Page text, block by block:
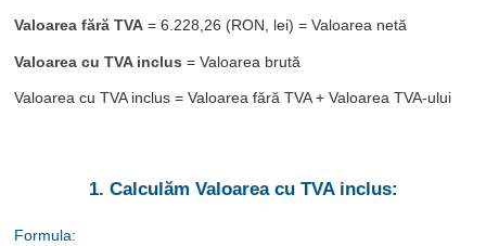
Valoarea fără TVA = 6.228,26 (RON, lei) = Valoarea netă
Valoarea cu TVA inclus = Valoarea brută
Valoarea cu TVA inclus = Valoarea fără TVA + Valoarea TVA-ului
1. Calculăm Valoarea cu TVA inclus:
Formula: